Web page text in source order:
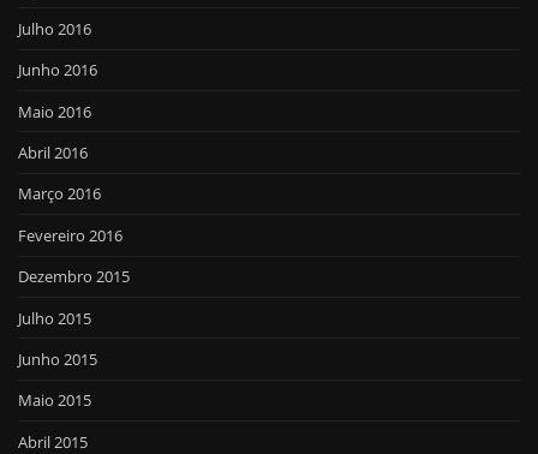
Julho 2016
Junho 2016
Maio 2016
Abril 2016
Março 2016
Fevereiro 2016
Dezembro 2015
Julho 2015
Junho 2015
Maio 2015
Abril 2015